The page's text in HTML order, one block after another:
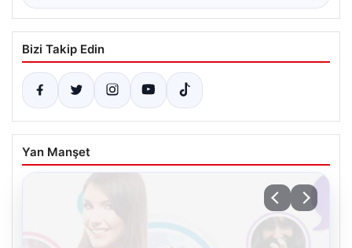
Bizi Takip Edin
Yan Manşet